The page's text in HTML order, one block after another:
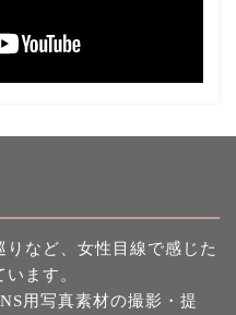
など、女性目線で感じた
ます。
用写真素材の撮影・提